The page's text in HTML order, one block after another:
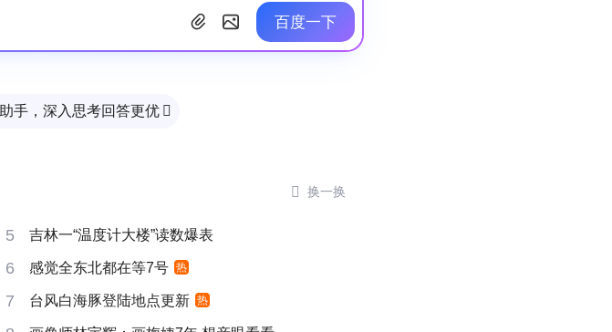
百度一下
手，深入思考回答更优 
 换一换
5 吉林一“温度计大楼”读数爆表
6 感觉全东北都在等7号 热
7 台风白海豚登陆地点更新 热